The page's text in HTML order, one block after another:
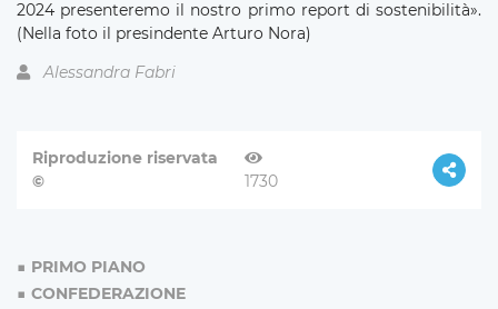
2024 presenteremo il nostro primo report di sostenibilità».
(Nella foto il presindente Arturo Nora)
Alessandra Fabri
Riproduzione riservata
©
1730
PRIMO PIANO
CONFEDERAZIONE